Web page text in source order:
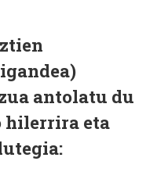
antolatu du
hilerrira eta